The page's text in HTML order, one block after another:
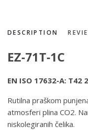
DESCRIPTION
EZ-71T-1C
EN ISO 17632-A: T42
Rutilna praškom
atmosferi plina CO2.
niskolegiranih čelika.